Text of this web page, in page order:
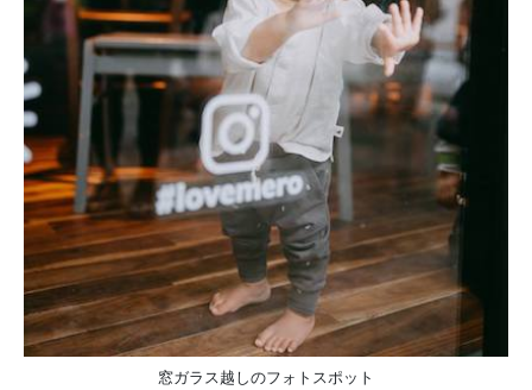
窓ガラス越しのフォトスポット